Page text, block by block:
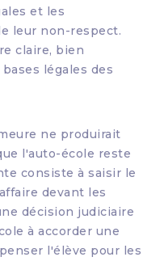
et les
leur non-respect.
claire, bien
légales des
ne produirait
l'auto-école reste
consiste à saisir le
devant les
décision judiciaire
à accorder une
l'élève pour les